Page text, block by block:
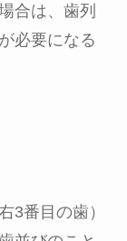
合は、歯列
必要になる
3番目の歯）